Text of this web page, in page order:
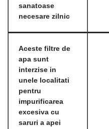
sanatoase
necesare zilnic
Aceste filtre de
apa sunt
interzise in
unele localitati
pentru
impurificarea
excesiva cu
saruri a apei